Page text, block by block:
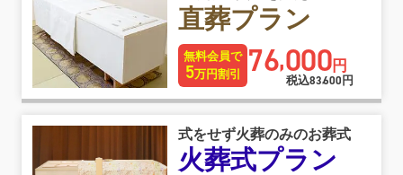
直葬プラン
無料会員で
5万円割引 76,000円
税込83,600 円
式をせず火葬のみのお葬式
火葬式プラン